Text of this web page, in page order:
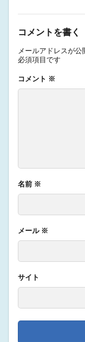
コメントを書く
メールアドレスが公
必須項目です
コメント ※
名前 ※
メール ※
サイト